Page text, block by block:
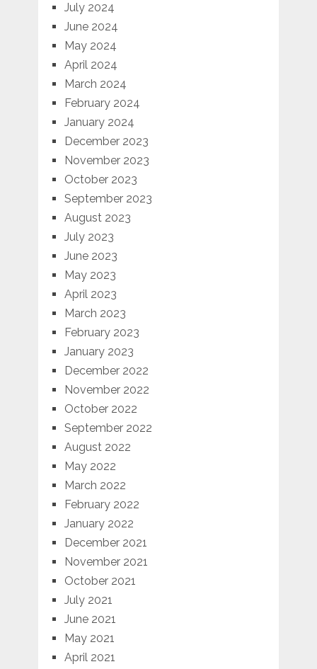
July 2024
June 2024
May 2024
April 2024
March 2024
February 2024
January 2024
December 2023
November 2023
October 2023
September 2023
August 2023
July 2023
June 2023
May 2023
April 2023
March 2023
February 2023
January 2023
December 2022
November 2022
October 2022
September 2022
August 2022
May 2022
March 2022
February 2022
January 2022
December 2021
November 2021
October 2021
July 2021
June 2021
May 2021
April 2021